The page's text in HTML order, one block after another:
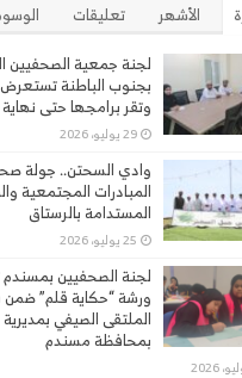
الأشهر تعليقات
لجنة جمعية الصحفيين
بجنوب الباطنة
وتقر برامجها حتى نهاية
29 يوليو، 2026
وادي السحتن.. جولة
المبادرات المجتمعية
المستدامة بالرستاق
25 يوليو، 2026
لجنة الصحفيين
ورشة “حكاية قلم” ضمن
الملتقى الصيفي بمديرية
بمحافظة مسندم